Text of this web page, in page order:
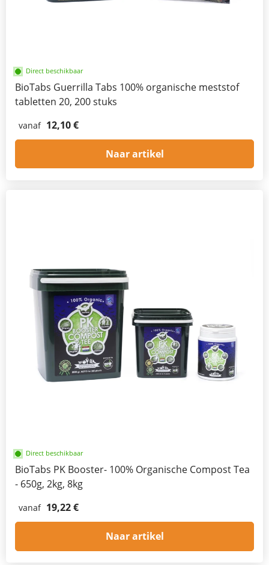
Direct beschikbaar
BioTabs Guerrilla Tabs 100% organische meststof
tabletten 20, 200 stuks
vanaf 12,10 €
Naar artikel
Direct beschikbaar
BioTabs PK Booster- 100% Organische Compost Tea
- 650g, 2kg, 8kg
vanaf 19,22 €
Naar artikel